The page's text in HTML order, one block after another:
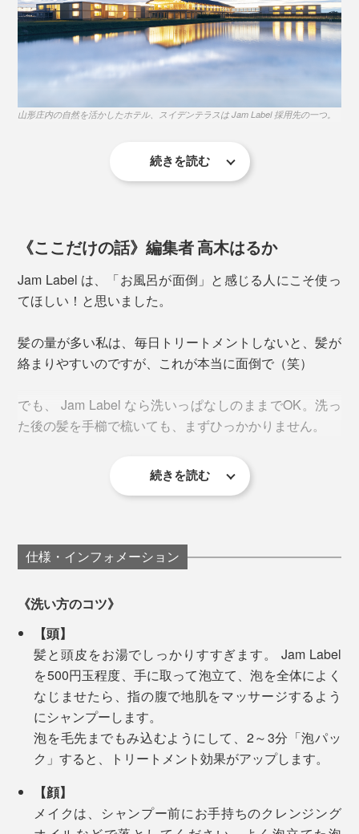
「泡パック」した髪は、しっとりまとまって、指どおり
なめらか。髪を乾かした後も、しっとり感が続いて、ヘ
アオイルでケアしたようにまとまります。
肌がつっぱる感じは、まずありません。
塗り重ねるような保湿ケアは、必要ないはずです。
1本で、頭から足まで全身洗えて、特別な保湿ケアもい
らない…… Jam Label で、体も気持ちもずっとラクに。
仕事が忙しい人、小さいお子さんがいる人、髪が長くて
シャンプーが大変な人、乾燥肌でお風呂後のケアが大変
な人、大人からお子さんまで、男女問わず、ぜひ使って
触。汚れをしっかり浮かしながら、洗い上がりの肌はし
地よい全身洗いができる Jam Label の成分は、
髪や肌が持つバリア機能を守りながら、汚れを落と
すアミノ系洗浄成分
特長2
サート認証」を取得した、12種の植物成分
99％以上の生分解性がある、環境に配慮した成分
シリコンなどの合成ポリマー、パラベンやフェノキ
シエタノールは使わない
遺伝子組み換えされた素材は使わない
山形庄内の自然を活かしたホテル、スイデンテラスは Jam Label 採用先の一つ。
使い心地のよさはもちろんですが、これ一つで全身を洗
ペースを削減できる」という、ミニマムな思考からも評
価されているのです。
私たちの毎日の暮しでも、 Jam Label を使えば使うほ
環境への配慮も叶います。
自宅だけでなく、旅行や出張、ジムでも使いやすい1
本。「100mlボトル」は、まずは少量を試したい人、持
ち歩き用にオススメのタイプ。プレゼントにも、ぜひど
うぞ。
続きを読む
《ここだけの話》編集者 高木はるか
Jam Label は、「お風呂が面倒」と感じる人にこそ使っ
てほしい！と思いました。
髪の量が多い私は、毎日トリートメントしないと、髪が
絡まりやすいのですが、これが本当に面倒で（笑）
でも、 Jam Label なら洗いっぱなしのままでOK。洗っ
た後の髪を手櫛で梳いても、まずひっかかりません。
今まで40分かかっていた入浴時間も、25分くらいに短
体も心もこんなにラクなんだ」と気づけたことは、大き
な体験です。
初めてJaｍLabelを使った日は、泡を流した後、肌に今
までにない「ぬめり」を感じて、「シャンプーが落とし
切れていないのかな」と、もう一度念入りにシャワーを
浴びてしまったのですが、実はこのぬめりこそ「うるお
い成分」だそう。
お風呂上がりにタオルで拭いて、しばらくすると、落ち
着いてきます。乾燥しやすい肘や膝もしっとり。ぜひ、
続きを読む
仕様・インフォメーション
《洗い方のコツ》
【頭】
髪と頭皮をお湯でしっかりすすぎます。 Jam Label
を500円玉程度、手に取って泡立て、泡を全体によく
なじませたら、指の腹で地肌をマッサージするよう
にシャンプーします。
泡を毛先までもみ込むようにして、2～3分「泡パッ
ク」すると、トリートメント効果がアップします。
【顔】
メイクは、シャンプー前にお手持ちのクレンジング